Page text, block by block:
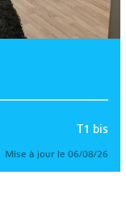
T1 bis
Mise à jour le 06/08/26